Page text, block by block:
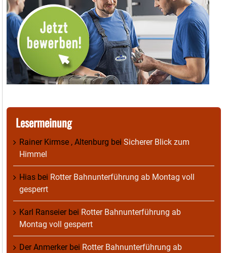
Lesermeinung
Rainer Kirmse , Altenburg bei Sicherer Blick zum
Himmel
Hias bei Rotter Bahnunterführung ab Montag voll
gesperrt
Karl Ranseierbei Rotter Bahnunterführung ab
Montag voll gesperrt
Der Anmerkerbei Rotter Bahnunterführung ab